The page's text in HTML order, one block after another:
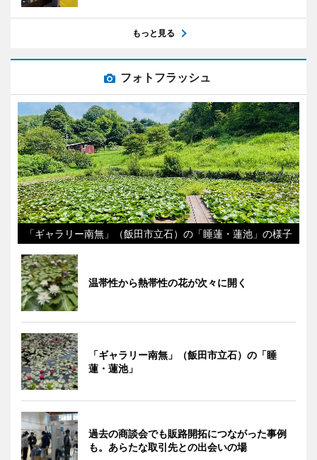
もっと見る
フォトフラッシュ
「ギャラリー南無」（飯田市立石）の「睡蓮・蓮池」の様子
温帯性から熱帯性の花が次々に開く
「ギャラリー南無」（飯田市立石）の「睡
蓮・蓮池」
過去の商談会でも販路開拓につながった事例
も。あらたな取引先との出会いの場